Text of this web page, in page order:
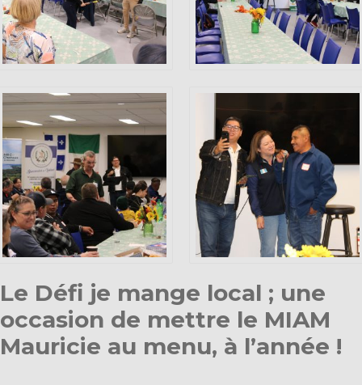
Le Défi je mange local ; une
occasion de mettre le MIAM
Mauricie au menu, à l’année !